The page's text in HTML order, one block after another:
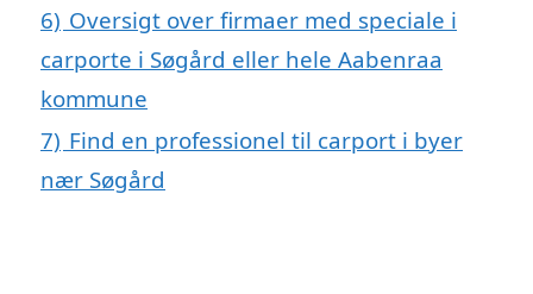
6) Oversigt over firmaer med speciale i
carporte i Søgård eller hele Aabenraa
kommune
7) Find en professionel til carport i byer
nær Søgård